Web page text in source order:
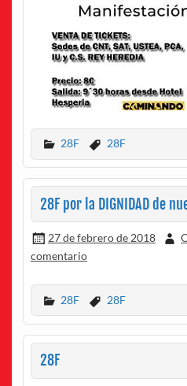
28F 28F
28F por la DIGNIDAD de
27 de febrero de 2018
comentario
28F 28F
28F